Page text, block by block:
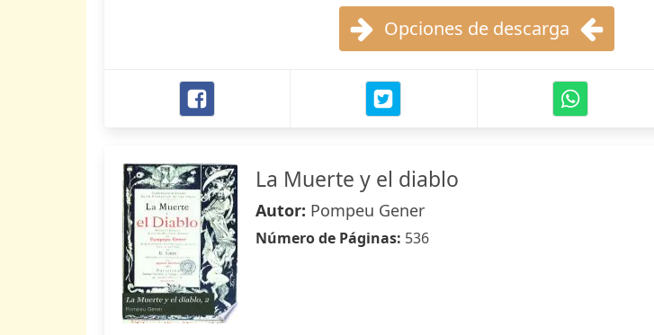
Opciones de descarga
La Muerte y el diablo
Autor: Pompeu Gener
Número de Páginas: 536